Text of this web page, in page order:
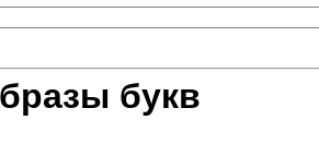
букв